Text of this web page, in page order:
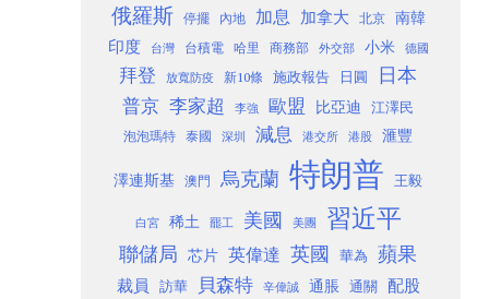
俄羅斯 停擺 內地 加息 加拿大 北京
南韓
印度
台灣 台積電 哈里 商務部 外交部 小米 德國
拜登 放寬防疫 新10條 施政報告 日圓 日本
普京 李家超 李強 歐盟 比亞迪 江澤民
泡泡瑪特 泰國 深圳 減息 港交所 港股 滙豐
澤連斯基 澳門 烏克蘭 特朗普 王毅
白宮 稀土 罷工 美國 美團 習近平
聯儲局 芯片 英偉達 英國 華為 蘋果
裁員 訪華 貝森特 辛偉誠 通脹 通關 配股